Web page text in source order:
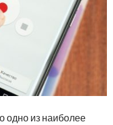
одно из наиболее